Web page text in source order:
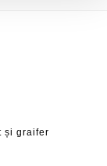
și graifer